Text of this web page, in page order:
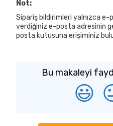
Not:
Sipariş bildirimleri yalnızca e-
verdiğiniz e-posta adresinin
posta kutusuna erişiminiz
Bu makaleyi
😃